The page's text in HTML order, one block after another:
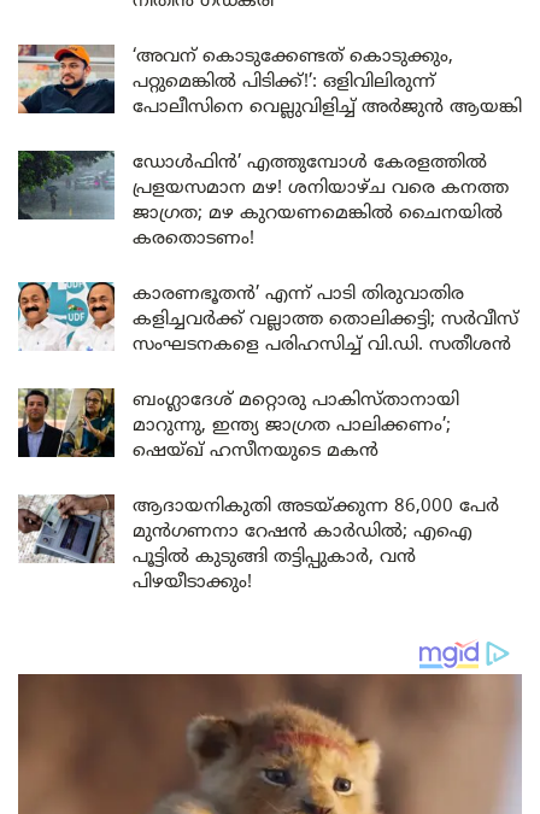
‘അവന് കൊടുക്കേണ്ടത് കൊടുക്കും,
പറ്റുമെങ്കിൽ പിടിക്ക്!’: ഒളിവിലിരുന്ന്
പോലീസിനെ വെല്ലുവിളിച്ച് അർജുൻ ആയങ്കി
ഡോൾഫിൻ’ എത്തുമ്പോൾ കേരളത്തിൽ
പ്രളയസമാന മഴ! ശനിയാഴ്ച വരെ കനത്ത
ജാഗ്രത; മഴ കുറയണമെങ്കിൽ ചൈനയിൽ
കരതൊടണം!
കാരണഭൂതൻ’ എന്ന് പാടി തിരുവാതിര
കളിച്ചവർക്ക് വല്ലാത്ത തൊലിക്കട്ടി; സർവീസ്
സംഘടനകളെ പരിഹസിച്ച് വി.ഡി. സതീശൻ
ബംഗ്ലാദേശ് മറ്റൊരു പാകിസ്താനായി
മാറുന്നു, ഇന്ത്യ ജാഗ്രത പാലിക്കണം’;
ഷെയ്ഖ് ഹസീനയുടെ മകൻ
ആദായനികുതി അടയ്ക്കുന്ന 86,000 പേർ
മുൻഗണനാ റേഷൻ കാർഡിൽ; എഐ
പൂട്ടിൽ കുടുങ്ങി തട്ടിപ്പുകാർ, വൻ
പിഴയീടാക്കും!